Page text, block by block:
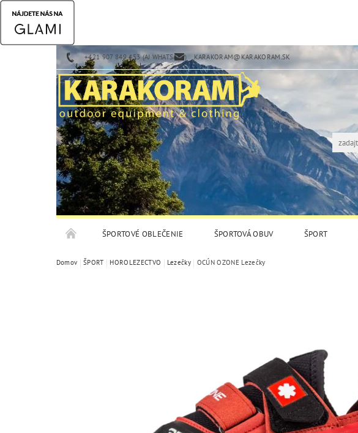
+421 907 849 453 (AJ WHATSAPP) KARAKORAM@KARAKORAM.SK
ŠPORTOVÉ OBLEČENIE ŠPORTOVÁ OBUV ŠPORT
Domov ŠPORT HOROLEZECTVO Lezečky OCÚN OZONE Lezečky